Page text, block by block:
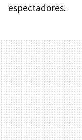
espectadores.